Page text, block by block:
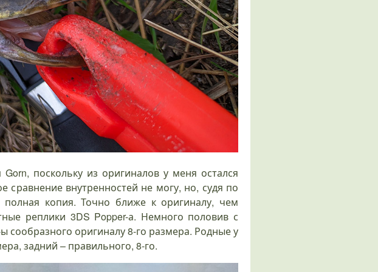
поскольку из оригиналов у меня остался
сравнение внутренностей не могу, но, судя по
копия. Точно ближе к оригиналу, чем
реплики 3DS Popper-а. Немного половив с
сообразного оригиналу 8-го размера. Родные у
задний – правильного, 8-го.